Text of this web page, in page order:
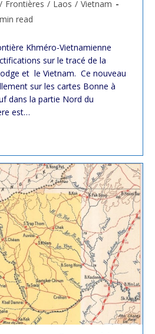
/ Frontières / Laos / Vietnam
read
Khméro-Vietnamienne
sur le tracé de la
et le Vietnam. Ce nouveau
sur les cartes Bonne à
dans la partie Nord du
est…